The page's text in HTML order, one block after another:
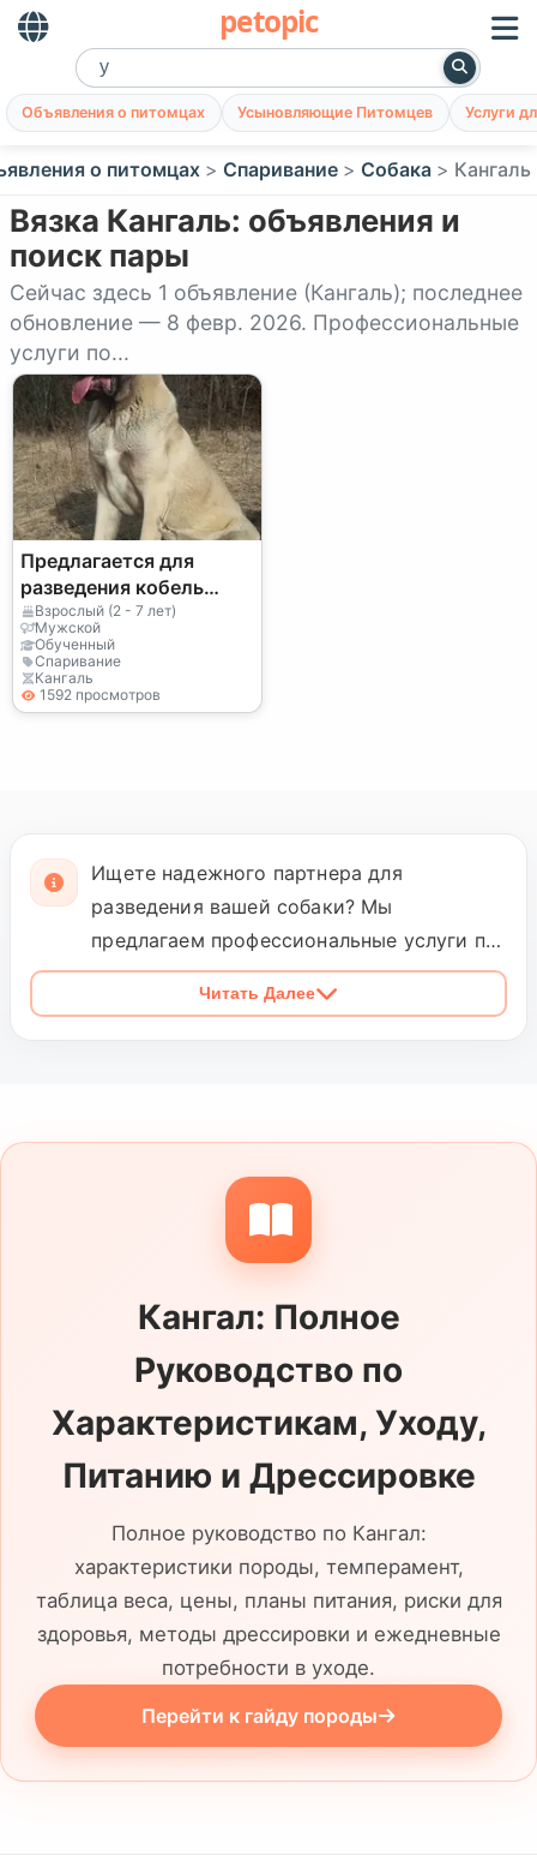
petopic
Объявления о питомцах Усыновляющие Питомцев Услуги
о питомцах Спаривание Собака Кангаль
Вязка Кангаль: объявления и
поиск пары
Сейчас здесь 1 объявление (Кангаль); последнее
обновление — 8 февр. 2026. Профессиональные
услуги по...
Предлагается для
разведения кобель
породы Кангаль.
Взрослый (2 - 7 лет)
Мужской
Обученный
Спаривание
Кангаль
1592 просмотров
Ищете надежного партнера для
разведения вашей собаки? Мы
предлагаем профессиональные услуги по
разведению чистокровных кангалей.
Наша команда обеспечивает высокое
происхождение, поэтому предоставляем
все необходимые документы и
медицинские справки. Наши собаки
имеют отличную репутацию и успешную
здоровье щенков и проводим регулярные
для безопасного и качественного
разведения ваших любимцев!
Читать Далее
Кангал: Полное
Руководство по
Характеристикам, Уходу,
Питанию и Дрессировке
Полное руководство по Кангал:
характеристики породы, темперамент,
таблица веса, цены, планы питания, риски для
здоровья, методы дрессировки и ежедневные
потребности в уходе.
Перейти к гайду породы